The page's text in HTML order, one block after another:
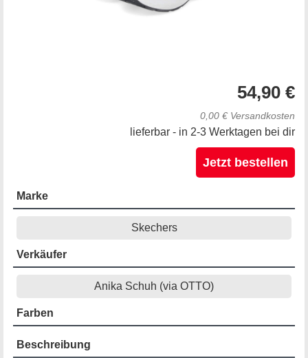
54,90 €
0,00 € Versandkosten
lieferbar - in 2-3 Werktagen bei dir
Jetzt bestellen
Marke
Skechers
Verkäufer
Anika Schuh (via OTTO)
Farben
Beschreibung